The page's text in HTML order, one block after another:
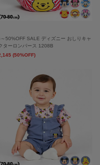
50%OFF SALE ディズニー おしりキャ
ターロンパース 1208B
(50%OFF)